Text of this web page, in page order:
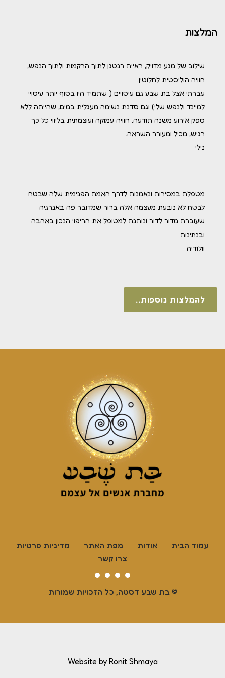
המלצות
שילוב של מגע מדויק, ראיית רנטגן לתוך הרקמות ולתוך הנפש,
חוויה הוליסטית לחלוטין.
עברתי אצל בת שבע גם עיסויים ( שתמיד היו בסוף יותר עיסויי
למיינד ולנפש שלי) וגם סדנת נשימה מעגלית במים, שהייתה ללא
ספק אירוע משנה תודעה, חוויה עמוקה ועוצמתית בליווי כל כך
רגיש, מכיל ומעורר השראה.
נילי
מטפלת במסירות ונאמנות לדרך האמת הפנימית שלה שבטח
לבטח לא נובעת מעצמה אלה ברור שמדובר פה באנרגיה
שעוברת מדור לדור ונותנת למטופל את הריפוי הנכון באהבה
ובנתינות
וולודיה
להמלצות נוספות..
עמוד הבית אודות מפת האתר
מדיניות פרטיות
צרו קשר
© בת שבע דסטה, כל הזכויות שמורות
Website by Ronit Shmaya